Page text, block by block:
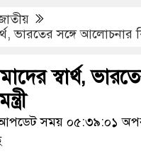
প্রসঙ্গে পশ্চিমবঙ্গের মন্ত্রী
ধ্বংস করতে উত্তর কোরিয়ার
ভারতের সঙ্গে আলোচনার
স্বার্থ,
সময় ০৫:৩৯:০১